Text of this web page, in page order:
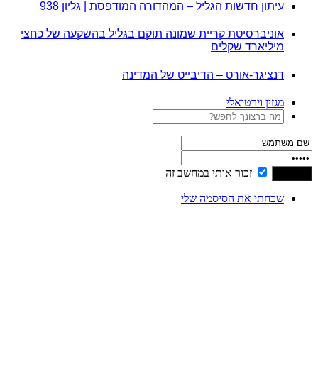
עיתון חדשות הגליל – המהדורה המודפסת | גליון 938
אוניברסיטת קריית שמונה תוקם בגליל בהשקעה של כחצי
מיליארד שקלים
דנציגר-אורט – הדיבייט של המדינה
מגזין וירטואלי
זכור אותי במחשב זה
שכחתי את הסיסמה שלי